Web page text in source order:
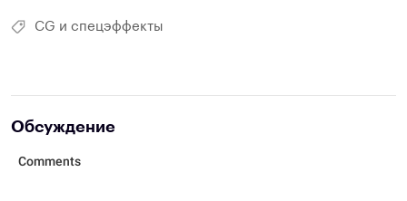
CG и спецэффекты
Обсуждение